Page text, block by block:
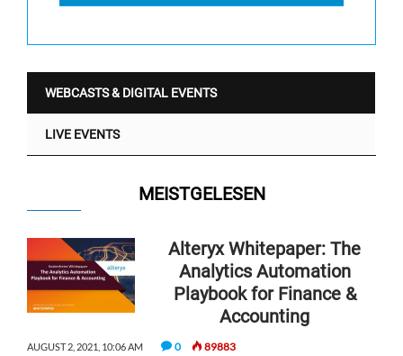
WEBCASTS & DIGITAL EVENTS
LIVE EVENTS
MEISTGELESEN
Alteryx Whitepaper: The
Analytics Automation
Playbook for Finance &
Accounting
AUGUST 2, 2021, 10:06 AM 0 89883